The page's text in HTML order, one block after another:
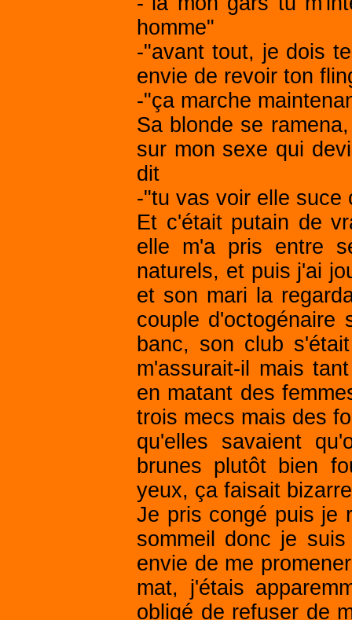
homme"
-"avant tout, je dois
envie de revoir ton
-"ça marche
Sa blonde se
sur mon sexe qui
dit
-"tu vas voir elle suce
Et c'était putain de
elle m'a pris entre
naturels, et puis j'ai
et son mari la
couple
banc, son club
m'assurait-il mais
en matant des
trois mecs mais des
qu'elles savaient
brunes plutôt bien
yeux, ça faisait
Je pris congé puis je
sommeil donc je
envie de me
mat, j'étais
obligé de refuser de